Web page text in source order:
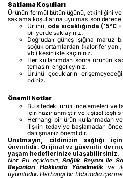
Saklama Koşulları
Ürünün formül bütünlüğünü, etkinliğini
saklama koşullarına uyulması son
Ürünü, oda sıcaklığında (15°C
bir yerde saklayınız.
Doğrudan güneş ışığına maruz
soğuk ortamlardan (kalorifer yanı,
vb.) kesinlikle kaçınınız.
Her kullanımdan sonra ürünün
temasını engelleyiniz.
Ürünü çocukların
ediniz.
Önemli Notlar
Bu sitedeki ürün incelemeleri ve
için hazırlanmıştır ve kişisel
Herhangi bir ürün kullanmadan
ilişkin tedaviye başlamadan
danışmanız önemlidir.
Unutmayın, cildinizin sağlığı
önemlidir. Orijinal ve güvenilir
yaşam hedeflerinize ulaşabilirsiniz.
Not: Bu açıklama,Sağlık Beyanı ile
Beyanları Hakkında Yönetmelik ve
uyumludur. Herhangi bir tıbbi iddia